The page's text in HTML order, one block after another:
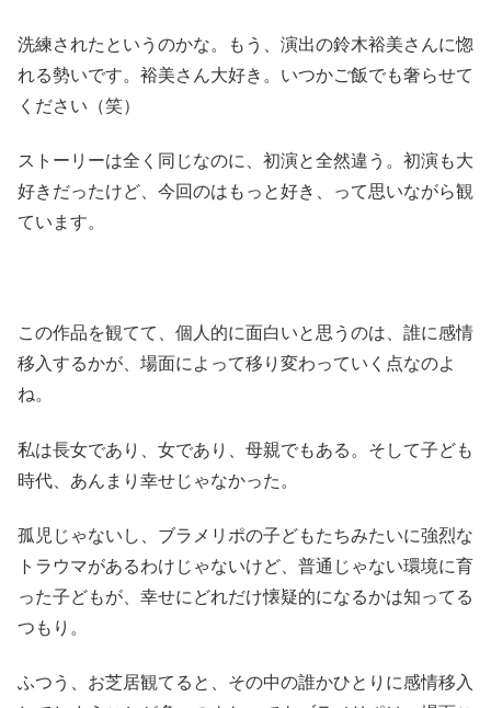
洗練されたというのかな。もう、演出の鈴木裕美さんに惚
れる勢いです。裕美さん大好き。いつかご飯でも奢らせて
ください（笑）
ストーリーは全く同じなのに、初演と全然違う。初演も大
好きだったけど、今回のはもっと好き、って思いながら観
ています。
この作品を観てて、個人的に面白いと思うのは、誰に感情
移入するかが、場面によって移り変わっていく点なのよ
ね。
私は長女であり、女であり、母親でもある。そして子ども
時代、あんまり幸せじゃなかった。
孤児じゃないし、ブラメリポの子どもたちみたいに強烈な
トラウマがあるわけじゃないけど、普通じゃない環境に育
った子どもが、幸せにどれだけ懐疑的になるかは知ってる
つもり。
ふつう、お芝居観てると、その中の誰かひとりに感情移入